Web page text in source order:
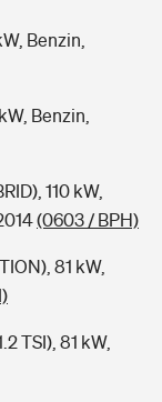
Benzin,
Benzin,
110 kW,
(0603 / BPH)
81 kW,
TSI), 81 kW,